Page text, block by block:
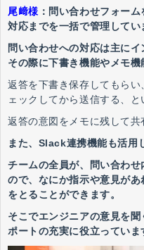
尾﨑様 ：問い合わせフォー
対応までを一括で管理してい
問い合わせへの対応は主にイ
その際に下書き機能やメモ機
返答を下書き保存してもら
ェックしてから送信する、と
返答の意図をメモに残して共
また、Slack連携機能も活用
チームの全員が、問い合わ
ので、なにか指示や意見が
をとることができます。
そこでエンジニアの意見を
ポートの充実に役立っていま